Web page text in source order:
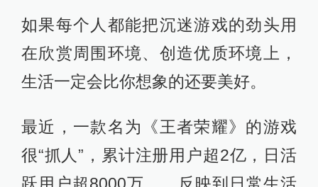
如果每个人都能把沉迷游戏的劲头用
在欣赏周围环境、创造优质环境上，
生活一定会比你想象的还要美好。
最近，一款名为《王者荣耀》的游戏
很“抓人”，累计注册用户超2亿，日活